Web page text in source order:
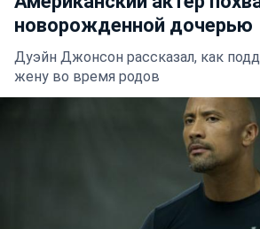
новорожденной дочерью
Дуэйн Джонсон рассказал, как
жену во время родов